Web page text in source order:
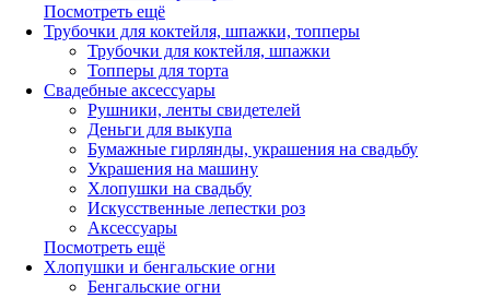
Посмотреть ещё
Трубочки для коктейля, шпажки, топперы
Трубочки для коктейля, шпажки
Топперы для торта
Свадебные аксессуары
Рушники, ленты свидетелей
Деньги для выкупа
Бумажные гирлянды, украшения на свадьбу
Украшения на машину
Хлопушки на свадьбу
Искусственные лепестки роз
Аксессуары
Посмотреть ещё
Хлопушки и бенгальские огни
Бенгальские огни